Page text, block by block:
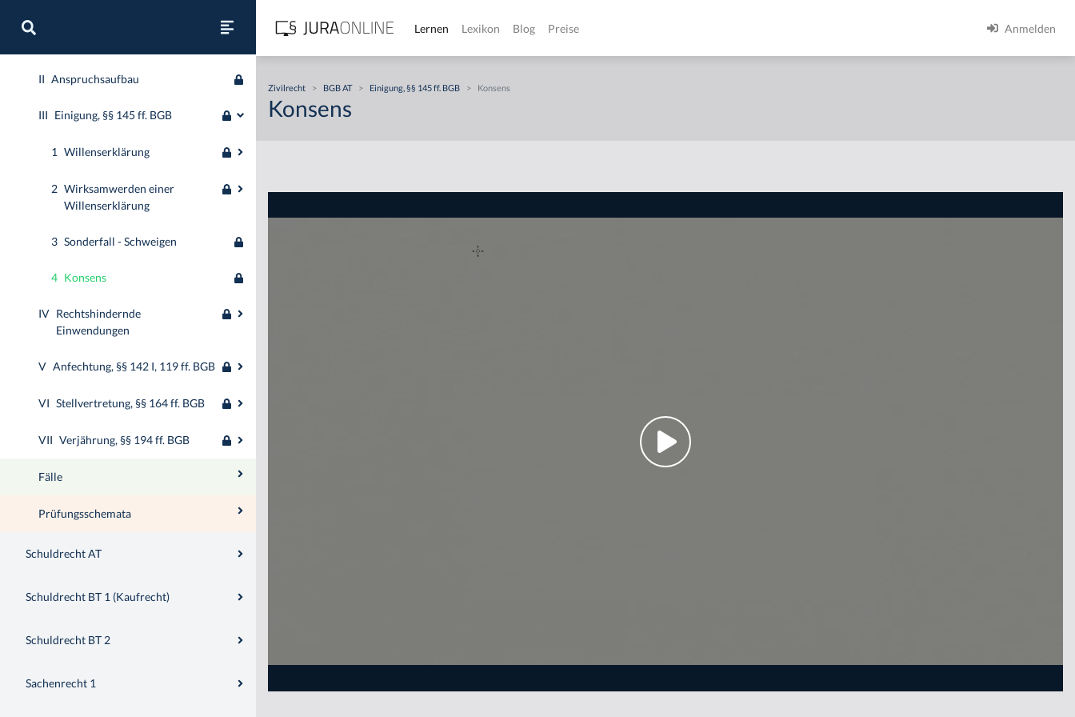
II Anspruchsaufbau
III Einigung, §§ 145 ff. BGB
1 Willenserklärung
2 Wirksamwerden einer
Willenserklärung
3 Sonderfall - Schweigen
4 Konsens
IV Rechtshindernde
Einwendungen
V Anfechtung, §§ 142 I, 119 ff. BGB
VI Stellvertretung, §§ 164 ff. BGB
VII Verjährung, §§ 194 ff. BGB
Fälle
Prüfungsschemata
Schuldrecht AT
Schuldrecht BT 1 (Kaufrecht)
Schuldrecht BT 2
Sachenrecht 1
Lernen Lexikon Blog Preise Anmelden
Zivilrecht > BGB AT > Einigung, §§ 145 ff. BGB > Konsens
Konsens